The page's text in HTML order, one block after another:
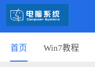
首页 Win7教程